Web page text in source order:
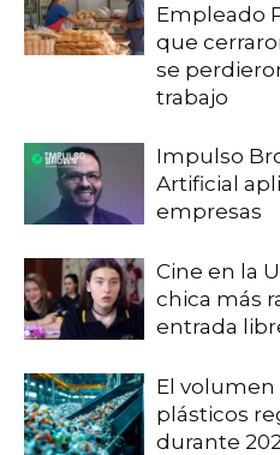
Empleado
que
se
trabajo
Impulso
Artificial
empresas
Cine en la
chica más
entrada
El
plásticos
durante